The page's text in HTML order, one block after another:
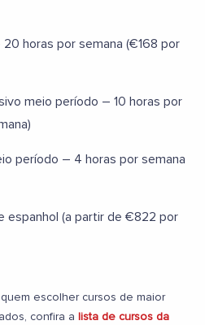
horas por semana (€168 por
meio período – 10 horas por
período – 4 horas por semana
espanhol (a partir de €822 por
escolher cursos de maior
confira a lista de cursos da